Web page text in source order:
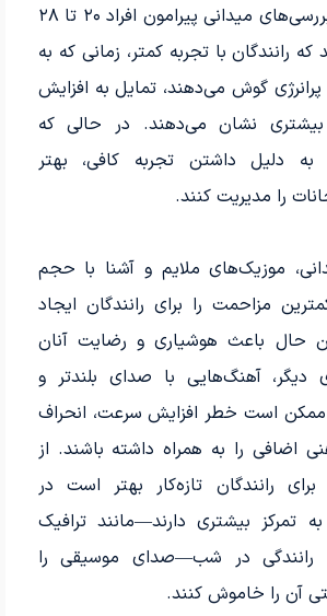
قرار می‌گیرند. در بررسی‌های میدانی پیرامون افراد ۲۰ تا ۲۸
رانندگان با تجربه کمتر، زمانی که به
گوش می‌دهند، تمایل به افزایش
نشان می‌دهند. در حالی که
به دلیل داشتن تجربه کافی، بهتر
را مدیریت کنند.
موزیک‌های ملایم و آشنا با حجم
مزاحمت را برای رانندگان ایجاد
حال باعث هوشیاری و رضایت آنان
آهنگ‌هایی با صدای بلندتر و
ممکن است خطر افزایش سرعت، انحراف
اضافی را به همراه داشته باشند. از
رانندگان تازه‌کار بهتر است در
تمرکز بیشتری دارند—مانند ترافیک
رانندگی در شب—صدای موسیقی را
آن را خاموش کنند.